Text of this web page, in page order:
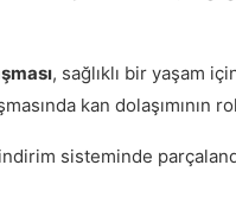
, sağlıklı bir yaşam
kan dolaşımının
sisteminde